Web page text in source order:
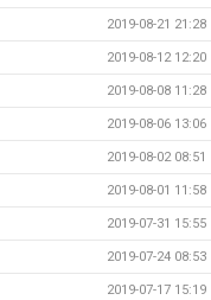
2019-08-21 21:28
2019-08-12 12:20
2019-08-08 11:28
2019-08-06 13:06
2019-08-02 08:51
2019-08-01 11:58
2019-07-31 15:55
2019-07-24 08:53
2019-07-17 15:19